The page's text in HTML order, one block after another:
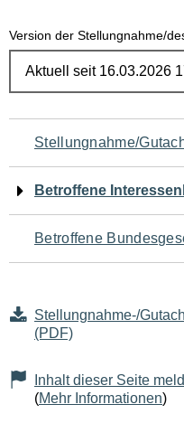
Version der Stellungnahme/
Navigation
für
den
Seiteninhalt
Stellungnahme/
Betroffene
Betroffene
Stellungnahme-/
(PDF)
Inhalt dieser Seite
(Mehr Informationen)